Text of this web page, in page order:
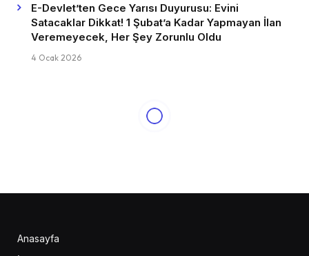
E-Devlet’ten Gece Yarısı Duyurusu: Evini
Satacaklar Dikkat! 1 Şubat’a Kadar Yapmayan İlan
Veremeyecek, Her Şey Zorunlu Oldu
4 Ocak 2026
Anasayfa